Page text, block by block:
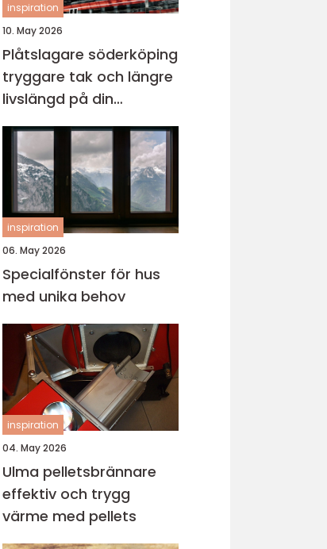
inspiration
10. May 2026
Plåtslagare söderköping
tryggare tak och längre
livslängd på din
fastighet
inspiration
06. May 2026
Specialfönster för hus
med unika behov
inspiration
04. May 2026
Ulma pelletsbrännare
effektiv och trygg
värme med pellets